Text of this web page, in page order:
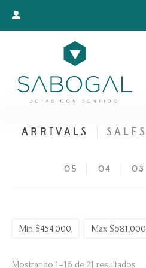
ARRIVALS SALES
05 04 03
Min $454.000 Max $681.000
Mostrando 1–16 de 21 resultados